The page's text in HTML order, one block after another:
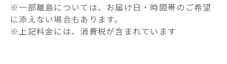
※一部離島については、お届け日・時間帯のご希望
に添えない場合もあります。
※上記料金には、消費税が含まれています